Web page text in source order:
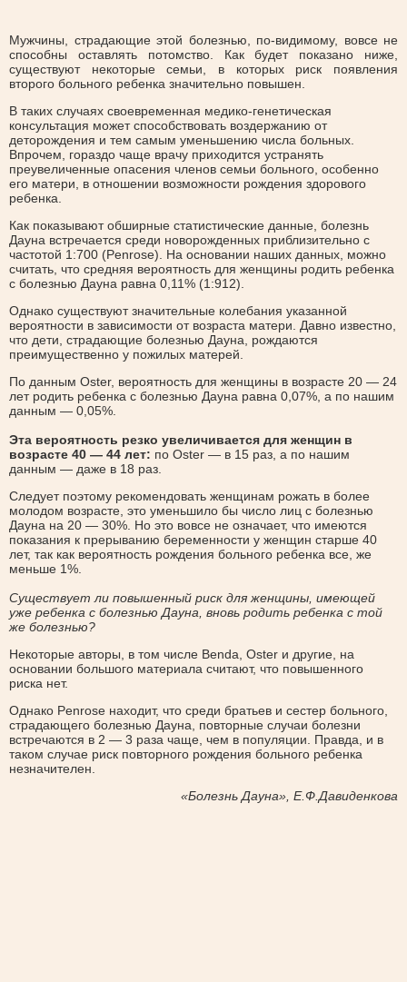
Мужчины, страдающие этой болезнью, по-видимому, вовсе не
способны оставлять потомство. Как будет показано ниже,
существуют некоторые семьи, в которых риск появления
второго больного ребенка значительно повышен.
В таких случаях своевременная медико-генетическая
консультация может способствовать воздержанию от
деторождения и тем самым уменьшению числа больных.
Впрочем, гораздо чаще врачу приходится устранять
преувеличенные опасения членов семьи больного, особенно
его матери, в отношении возможности рождения здорового
ребенка.
Как показывают обширные статистические данные, болезнь
Дауна встречается среди новорожденных приблизительно с
частотой 1:700 (Penrose). На основании наших данных, можно
считать, что средняя вероятность для женщины родить ребенка
с болезнью Дауна равна 0,11% (1:912).
Однако существуют значительные колебания указанной
вероятности в зависимости от возраста матери. Давно известно,
что дети, страдающие болезнью Дауна, рождаются
преимущественно у пожилых матерей.
По данным Oster, вероятность для женщины в возрасте 20 — 24
лет родить ребенка с болезнью Дауна равна 0,07%, а по нашим
данным — 0,05%.
Эта вероятность резко увеличивается для женщин в
возрасте 40 — 44 лет: по Oster — в 15 раз, а по нашим
данным — даже в 18 раз.
Следует поэтому рекомендовать женщинам рожать в более
молодом возрасте, это уменьшило бы число лиц с болезнью
Дауна на 20 — 30%. Но это вовсе не означает, что имеются
показания к прерыванию беременности у женщин старше 40
лет, так как вероятность рождения больного ребенка все, же
меньше 1%.
Существует ли повышенный риск для женщины, имеющей
уже ребенка с болезнью Дауна, вновь родить ребенка с той
же болезнью?
Некоторые авторы, в том числе Benda, Oster и другие, на
основании большого материала считают, что повышенного
риска нет.
Однако Penrose находит, что среди братьев и сестер больного,
страдающего болезнью Дауна, повторные случаи болезни
встречаются в 2 — 3 раза чаще, чем в популяции. Правда, и в
таком случае риск повторного рождения больного ребенка
незначителен.
«Болезнь Дауна», Е.Ф.Давиденкова